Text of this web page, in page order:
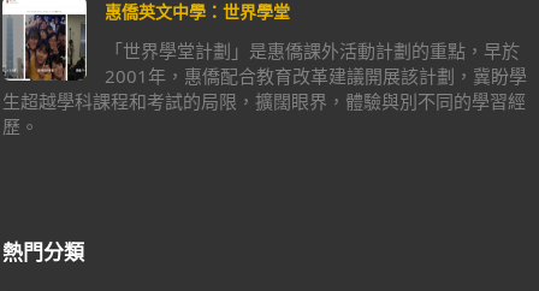
惠僑英文中學：世界學堂
「世界學堂計劃」是惠僑課外活動計劃的重點，早於
2001年，惠僑配合教育改革建議開展該計劃，冀盼學
生超越學科課程和考試的局限，擴闊眼界，體驗與別不同的學習經
歷。
熱門分類